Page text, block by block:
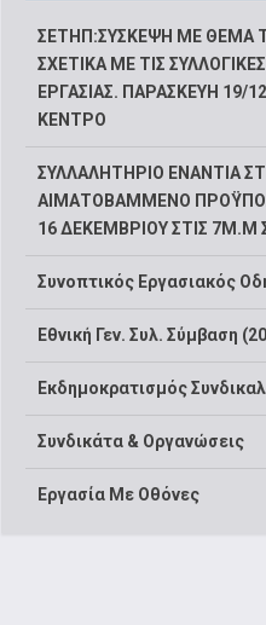
ΣΕΤΗΠ:ΣΥΣΚΕΨΗ ΜΕ ΘΕΜΑ
ΣΧΕΤΙΚΑ ΜΕ ΤΙΣ
ΕΡΓΑΣΙΑΣ. ΠΑΡΑΣΚΕΥΗ 19/
ΚΕΝΤΡΟ
ΣΥΛΛΑΛΗΤΗΡΙΟ ΕΝΑΝΤΙΑ
ΑΙΜΑΤΟΒΑΜΜΕΝΟ
16 ΔΕΚΕΜΒΡΙΟΥ ΣΤΙΣ 7Μ.Μ
Συνοπτικός Εργασιακός
Εθνική Γεν. Συλ. Σύμβαση
Εκδημοκρατισμός
Συνδικάτα & Οργανώσεις
Εργασία Με Οθόνες